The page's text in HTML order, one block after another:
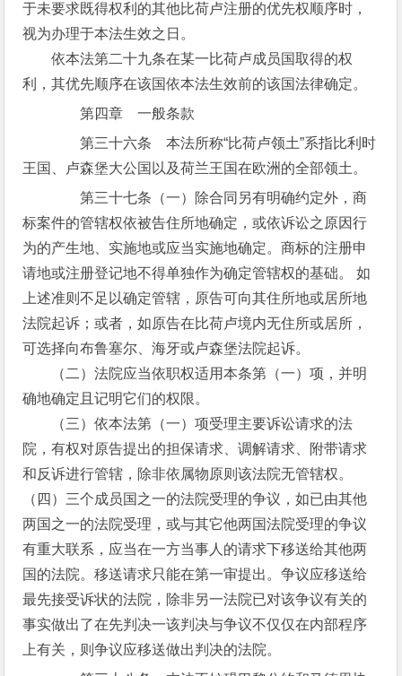
于未要求既得权利的其他比荷卢注册的优先权顺序时，
视为办理于本法生效之日。
依本法第二十九条在某一比荷卢成员国取得的权
利，其优先顺序在该国依本法生效前的该国法律确定。
第四章 一般条款
第三十六条 本法所称“比荷卢领土”系指比利时
王国、卢森堡大公国以及荷兰王国在欧洲的全部领土。
第三十七条（一）除合同另有明确约定外，商
标案件的管辖权依被告住所地确定，或依诉讼之原因行
为的产生地、实施地或应当实施地确定。商标的注册申
请地或注册登记地不得单独作为确定管辖权的基础。 如
上述准则不足以确定管辖，原告可向其住所地或居所地
法院起诉；或者，如原告在比荷卢境内无住所或居所，
可选择向布鲁塞尔、海牙或卢森堡法院起诉。
（二）法院应当依职权适用本条第（一）项，并明
确地确定且记明它们的权限。
（三）依本法第（一）项受理主要诉讼请求的法
院，有权对原告提出的担保请求、调解请求、附带请求
和反诉进行管辖，除非依属物原则该法院无管辖权。
（四）三个成员国之一的法院受理的争议，如已由其他
两国之一的法院受理，或与其它他两国法院受理的争议
有重大联系，应当在一方当事人的请求下移送给其他两
国的法院。移送请求只能在第一审提出。争议应移送给
最先接受诉状的法院，除非另一法院已对该争议有关的
事实做出了在先判决一该判决与争议不仅仅在内部程序
上有关，则争议应移送做出判决的法院。